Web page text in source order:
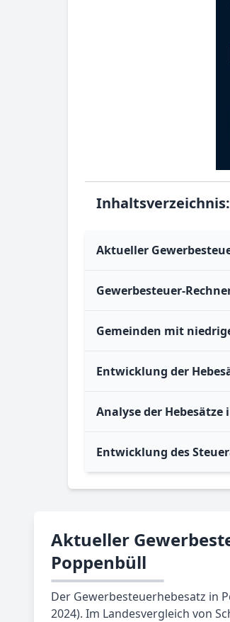
Inhaltsverzeichnis:
Aktueller
Gewerbesteuer-
Gemeinden mit
Entwicklung der
Analyse der
Entwicklung des
Aktueller
Poppenbüll
Der Gewerbesteuerhebesatz in
2024). Im Landesvergleich von